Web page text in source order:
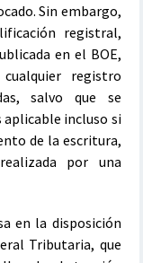
Sin embargo,
registral,
en el BOE,
registro
salvo que se
aplicable incluso si
de la escritura,
por una
en la disposición
Tributaria, que